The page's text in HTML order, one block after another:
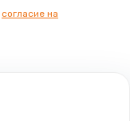
согласие на